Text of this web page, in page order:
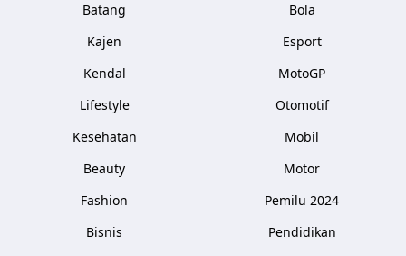
Batang
Kajen
Kendal
Lifestyle
Kesehatan
Beauty
Fashion
Bisnis
Bola
Esport
MotoGP
Otomotif
Mobil
Motor
Pemilu 2024
Pendidikan